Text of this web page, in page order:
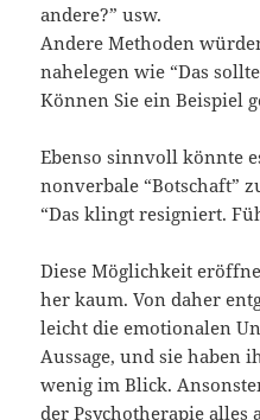
andere?” usw.
Andere Methoden
nahelegen wie “Das
Können Sie ein Beispiel
Ebenso sinnvoll könnte
nonverbale “Botschaft”
“Das klingt resigniert.
Diese Möglichkeit
her kaum. Von daher
leicht die emotionalen
Aussage, und sie haben
wenig im Blick.
der Psychotherapie